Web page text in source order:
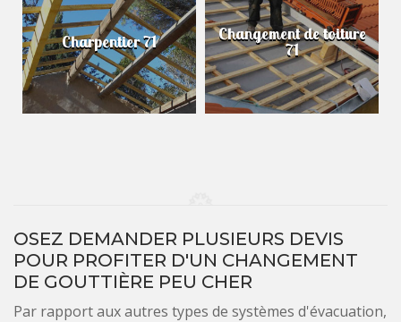
Charpentier 71 Changement de toiture
71
OSEZ DEMANDER PLUSIEURS DEVIS
POUR PROFITER D'UN CHANGEMENT
DE GOUTTIÈRE PEU CHER
Par rapport aux autres types de systèmes d'évacuation,